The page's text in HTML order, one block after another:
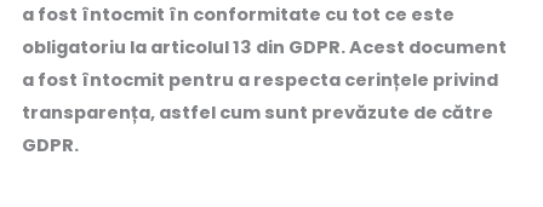
a fost întocmit în conformitate cu tot ce este
obligatoriu la articolul 13 din GDPR. Acest document
a fost întocmit pentru a respecta cerințele privind
transparența, astfel cum sunt prevăzute de către
GDPR.